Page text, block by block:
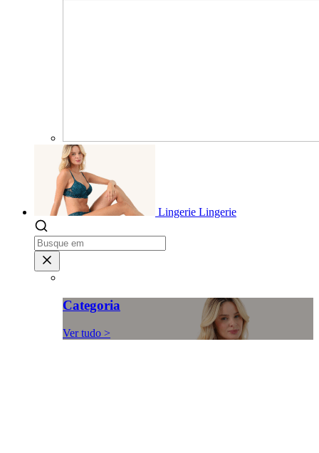
Lingerie Lingerie
Categoria
Ver tudo >